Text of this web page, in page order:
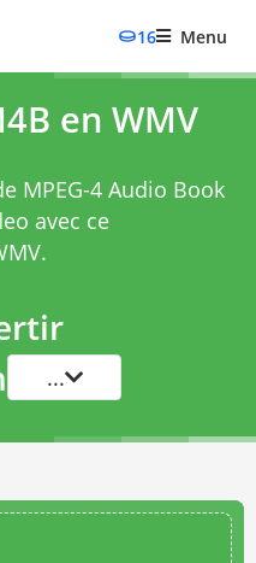
16 Menu
en WMV
MPEG-4 Audio Book
avec ce
.
...